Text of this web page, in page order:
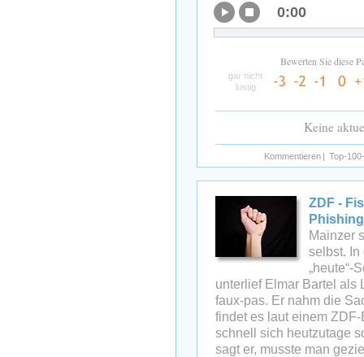
0:00
Bewerten Sie diese
gar nicht
lustig
Keine
Kommentieren | Top-
ZDF -
Mainzer
selbst. In
„heute“-
unterlief Elmar Bartel als
faux-pas. Er nahm die
findet es laut einem
schnell sich heutzutage
sagt er, musste man